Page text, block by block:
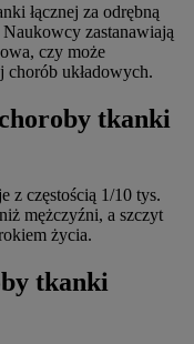
łącznej za odrębną
zastanawiają
czy może
układowych.
tkanki
z częstością 1/10 tys.
mężczyźni, a szczyt
życia.
tkanki